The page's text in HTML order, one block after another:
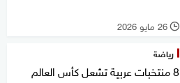
l 26 مايو 2026
رياضة
8 منتخبات عربية تشعل كأس العالم